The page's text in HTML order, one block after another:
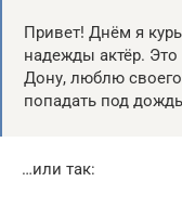
Привет! Днём я
надежды актёр.
Дону, люблю
попадать под
…или так: